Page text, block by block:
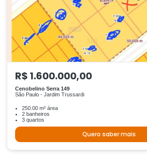
R$ 1.600.000,00
Cenobelino Serra 149
São Paulo - Jardim Trussardi
250.00 m² área
2 banheiros
3 quartos
Quero saber mais